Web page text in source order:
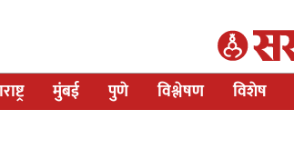
मुंबई पुणे विश्लेषण विशेष